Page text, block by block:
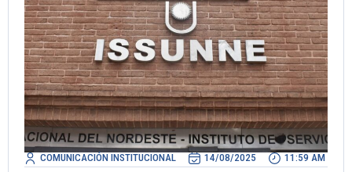
COMUNICACIÓN INSTITUCIONAL 14/08/2025 11:59 AM